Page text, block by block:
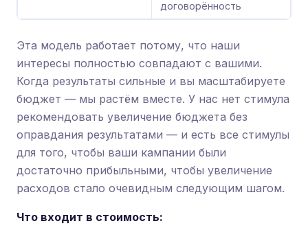
договорённость
Эта модель работает потому, что наши
интересы полностью совпадают с вашими.
Когда результаты сильные и вы масштабируете
бюджет — мы растём вместе. У нас нет стимула
рекомендовать увеличение бюджета без
оправдания результатами — и есть все стимулы
для того, чтобы ваши кампании были
достаточно прибыльными, чтобы увеличение
расходов стало очевидным следующим шагом.
Что входит в стоимость: